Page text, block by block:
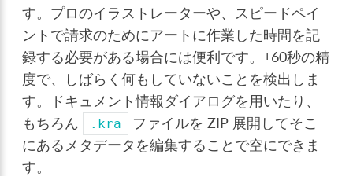
す。プロのイラストレーターや、スピードペイ
ントで請求のためにアートに作業した時間を記
録する必要がある場合には便利です。±60秒の精
度で、しばらく何もしていないことを検出しま
す。ドキュメント情報ダイアログを用いたり、
もちろん
.kra
ファイルを ZIP 展開してそこ
にあるメタデータを編集することで空にできま
す。